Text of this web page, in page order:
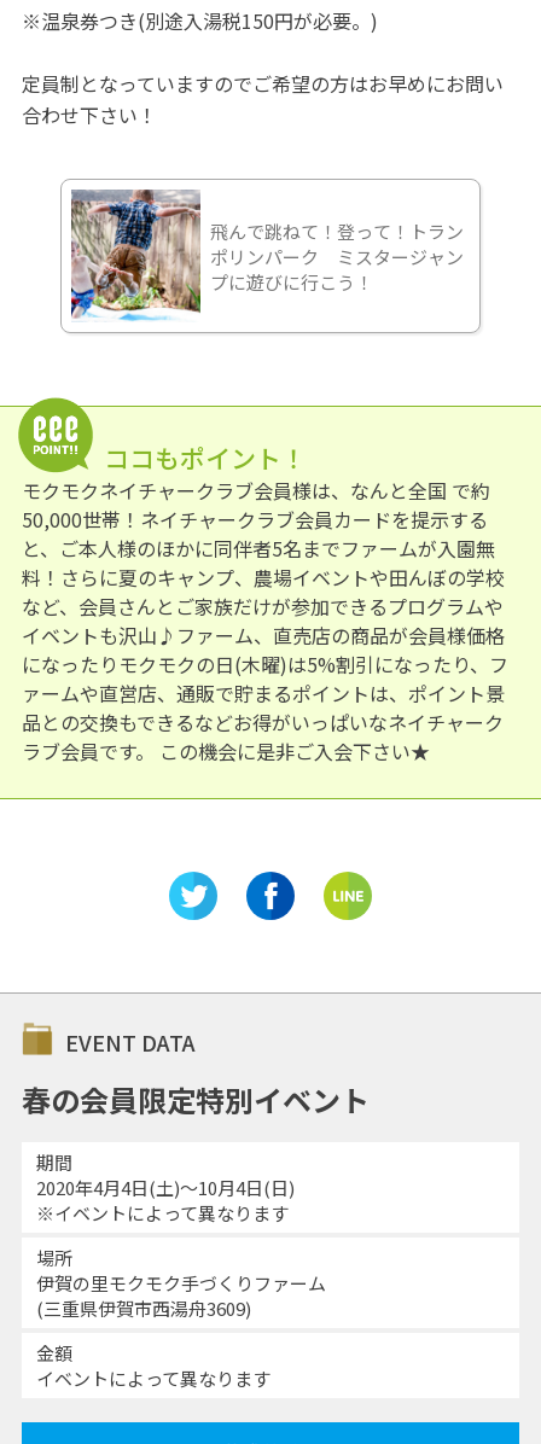
※温泉券つき(別途入湯税150円が必要。)
定員制となっていますのでご希望の方はお早めにお問い
合わせ下さい！
飛んで跳ねて！登って！トラン
ポリンパーク ミスタージャン
プに遊びに行こう！
ココもポイント！
モクモクネイチャークラブ会員様は、なんと全国 で約
50,000世帯！ネイチャークラブ会員カードを提示する
と、ご本人様のほかに同伴者5名までファームが入園無
料！さらに夏のキャンプ、農場イベントや田んぼの学校
など、会員さんとご家族だけが参加できるプログラムや
イベントも沢山♪ファーム、直売店の商品が会員様価格
になったりモクモクの日(木曜)は5%割引になったり、フ
ァームや直営店、通販で貯まるポイントは、ポイント景
品との交換もできるなどお得がいっぱいなネイチャーク
ラブ会員です。 この機会に是非ご入会下さい★
EVENT DATA
春の会員限定特別イベント
期間
2020年4月4日(土)～10月4日(日)
※イベントによって異なります
場所
伊賀の里モクモク手づくりファーム
(三重県伊賀市西湯舟3609)
金額
イベントによって異なります